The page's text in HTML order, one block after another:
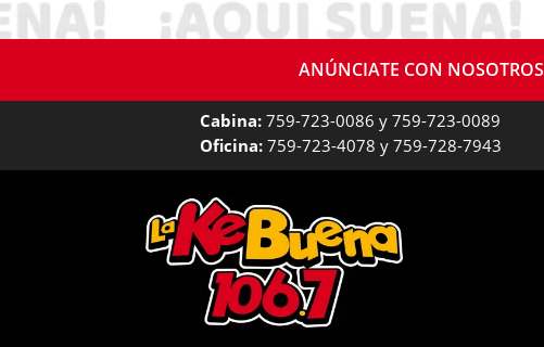
ANÚNCIATE CON NOSOTROS
Cabina: 759-723-0086 y 759-723-0089
Oficina: 759-723-4078 y 759-728-7943